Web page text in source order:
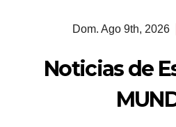
Dom. Ago 9th, 2026
Noticias de